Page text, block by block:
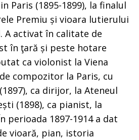
Paris (1895-1899), la finalul
Premiu și vioara lutierului
A activat în calitate de
în ţară și peste hotare
ca violonist la Viena
compozitor la Paris, cu
ca dirijor, la Ateneul
(1898), ca pianist, la
perioada 1897-1914 a dat
vioară, pian, istoria